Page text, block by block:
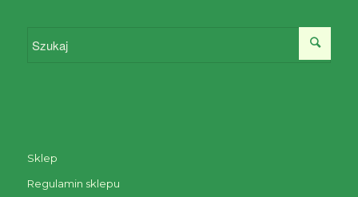
Sklep
Regulamin sklepu